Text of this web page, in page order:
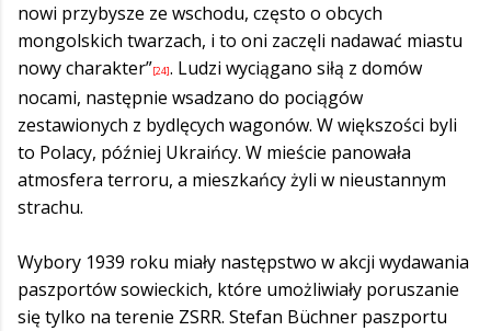
nowi przybysze ze wschodu, często o obcych
mongolskich twarzach, i to oni zaczęli nadawać miastu
nowy charakter”[24]. Ludzi wyciągano siłą z domów
nocami, następnie wsadzano do pociągów
zestawionych z bydlęcych wagonów. W większości byli
to Polacy, później Ukraińcy. W mieście panowała
atmosfera terroru, a mieszkańcy żyli w nieustannym
strachu.
Wybory 1939 roku miały następstwo w akcji wydawania
paszportów sowieckich, które umożliwiały poruszanie
się tylko na terenie ZSRR. Stefan Büchner paszportu